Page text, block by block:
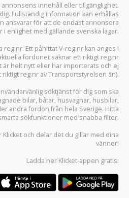
annonsens innehåll eller tillgänglighet.
Fullständig information kan erhållas
ansvarar för att de endast annonsera
enlighet med gällande svenska lagar.
reg.nr. Ett påhittat V-reg.nr kan anges i
fordonet saknar ett riktigt reg.nr
helt nytt eller har importerats och ej
reg.nr av Transportstyrelsen än).
söktjänst för dig som ska
bilar, båtar, husvagnar, husbilar,
andra fordon från hela Sverige. Hitta
sökfunktioner med snabba filter.
Klicket och delar det du gillar med dina
vänner!
Ladda ner Klicket-appen gratis: